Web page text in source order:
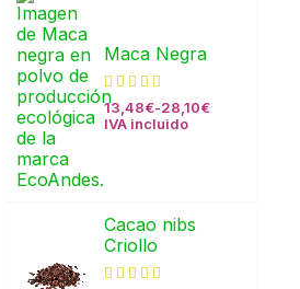
Maca Negra
13,48€-28,10€
IVA incluido
Cacao nibs
Criollo